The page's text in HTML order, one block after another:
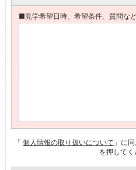
■見学希望日時、希望条件、質問な
「個人情報の取り扱いについて 」に
を押してく